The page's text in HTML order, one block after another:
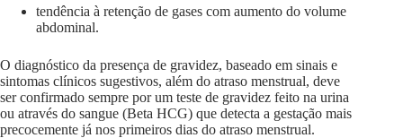
tendência à retenção de gases com aumento do volume
abdominal.
O diagnóstico da presença de gravidez, baseado em sinais e
sintomas clínicos sugestivos, além do atraso menstrual, deve
ser confirmado sempre por um teste de gravidez feito na urina
ou através do sangue (Beta HCG) que detecta a gestação mais
precocemente já nos primeiros dias do atraso menstrual.